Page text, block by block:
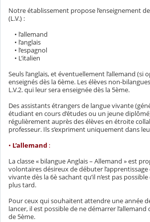
Notre établissement propose l’enseignement
(L.V.) :
• l’allemand
• l’anglais
• l’espagnol
• L’italien
Seuls l’anglais, et éventuellement l’allemand (si
enseignés dès la 6ème. Les élèves non-
L.V.2. qui leur sera enseignée dès la 5ème.
Des assistants étrangers de langue vivante
étudiant en cours d’études ou un jeune
régulièrement auprès des élèves en étroite
professeur. Ils s’expriment uniquement dans
• L’allemand :
La classe « bilangue Anglais – Allemand » est
volontaires désireux de débuter l’apprentissage
vivante dès la 6è sachant qu’il n’est pas
plus tard.
Pour ceux qui souhaitent attendre une année
lancer, il est possible de ne démarrer l’allemand
de 5ème.